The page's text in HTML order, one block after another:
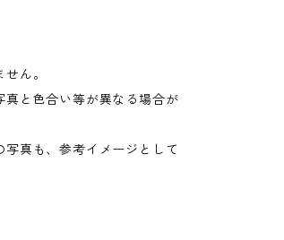
ん。
真と色合い等が異なる場合が
写真も、参考イメージとして